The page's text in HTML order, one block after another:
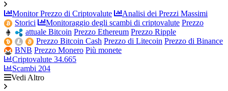
Monitor Prezzo di Criptovalute
Analisi dei Prezzi Massimi
Storici
Monitoraggio degli scambi di criptovalute Prezzo
attuale Bitcoin Prezzo Ethereum Prezzo Ripple
Prezzo Bitcoin Cash Prezzo di Litecoin Prezzo di Binance
BNB Prezzo Monero Più monete
Criptovalute 34.665
Scambi 204
Vedi Altro